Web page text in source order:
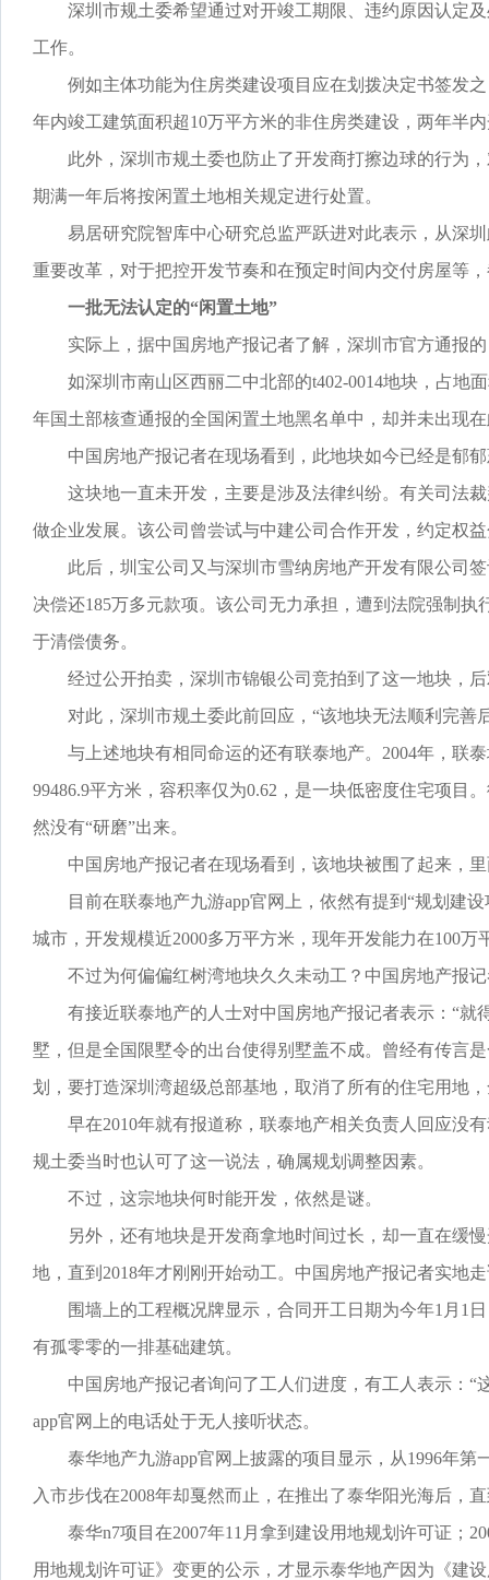
深圳市规土委希望通过对开竣工期限、违约原因认定及
工作。
例如主体功能为住房类建设项目应在划拨决定书签发之
年内竣工建筑面积超10万平方米的非住房类建设，两年半
此外，深圳市规土委也防止了开发商打擦边球的行为，
期满一年后将按闲置土地相关规定进行处置。
易居研究院智库中心研究总监严跃进对此表示，从深圳
重要改革，对于把控开发节奏和在预定时间内交付房屋等
一批无法认定的“闲置土地”
实际上，据中国房地产报记者了解，深圳市官方通报的
如深圳市南山区西丽二中北部的t402-0014地块，占地面
年国土部核查通报的全国闲置土地黑名单中，却并未出现
中国房地产报记者在现场看到，此地块如今已经是郁郁
这块地一直未开发，主要是涉及法律纠纷。有关司法裁
做企业发展。该公司曾尝试与中建公司合作开发，约定权
此后，圳宝公司又与深圳市雪纳房地产开发有限公司签
决偿还185万多元款项。该公司无力承担，遭到法院强制
于清偿债务。
经过公开拍卖，深圳市锦银公司竞拍到了这一地块，后
对此，深圳市规土委此前回应，“该地块无法顺利完善
与上述地块有相同命运的还有联泰地产。2004年，联泰
99486.9平方米，容积率仅为0.62，是一块低密度住宅项目
然没有“研磨”出来。
中国房地产报记者在现场看到，该地块被围了起来，里
目前在联泰地产九游app官网上，依然有提到“规划建设
城市，开发规模近2000多万平方米，现年开发能力在100
不过为何偏偏红树湾地块久久未动工？中国房地产报记
有接近联泰地产的人士对中国房地产报记者表示：“就
墅，但是全国限墅令的出台使得别墅盖不成。曾经有传言
划，要打造深圳湾超级总部基地，取消了所有的住宅用地
早在2010年就有报道称，联泰地产相关负责人回应没有
规土委当时也认可了这一说法，确属规划调整因素。
不过，这宗地块何时能开发，依然是谜。
另外，还有地块是开发商拿地时间过长，却一直在缓慢
地，直到2018年才刚刚开始动工。中国房地产报记者实地
围墙上的工程概况牌显示，合同开工日期为今年1月1日
有孤零零的一排基础建筑。
中国房地产报记者询问了工人们进度，有工人表示：“
app官网上的电话处于无人接听状态。
泰华地产九游app官网上披露的项目显示，从1996年第
入市步伐在2008年却戛然而止，在推出了泰华阳光海后，
泰华n7项目在2007年11月拿到建设用地规划许可证；
用地规划许可证》变更的公示，才显示泰华地产因为《建